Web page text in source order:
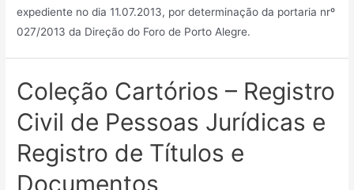
expediente no dia 11.07.2013, por determinação da portaria nrº
027/2013 da Direção do Foro de Porto Alegre.
Coleção Cartórios – Registro
Civil de Pessoas Jurídicas e
Registro de Títulos e
Documentos